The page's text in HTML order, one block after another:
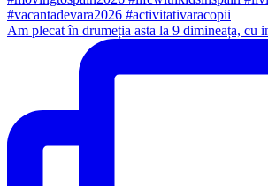
Am plecat în drumeția asta la 9 dimineața, cu